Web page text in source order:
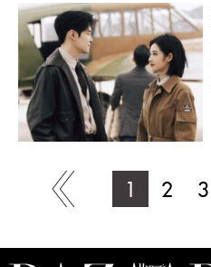
1 2 3